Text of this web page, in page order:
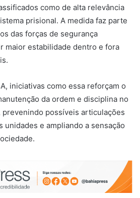
como de alta relevância
prisional. A medida faz parte
das forças de segurança
maior estabilidade dentro e fora
iniciativas como essa reforçam o
da ordem e disciplina no
possíveis articulações
unidades e ampliando a sensação